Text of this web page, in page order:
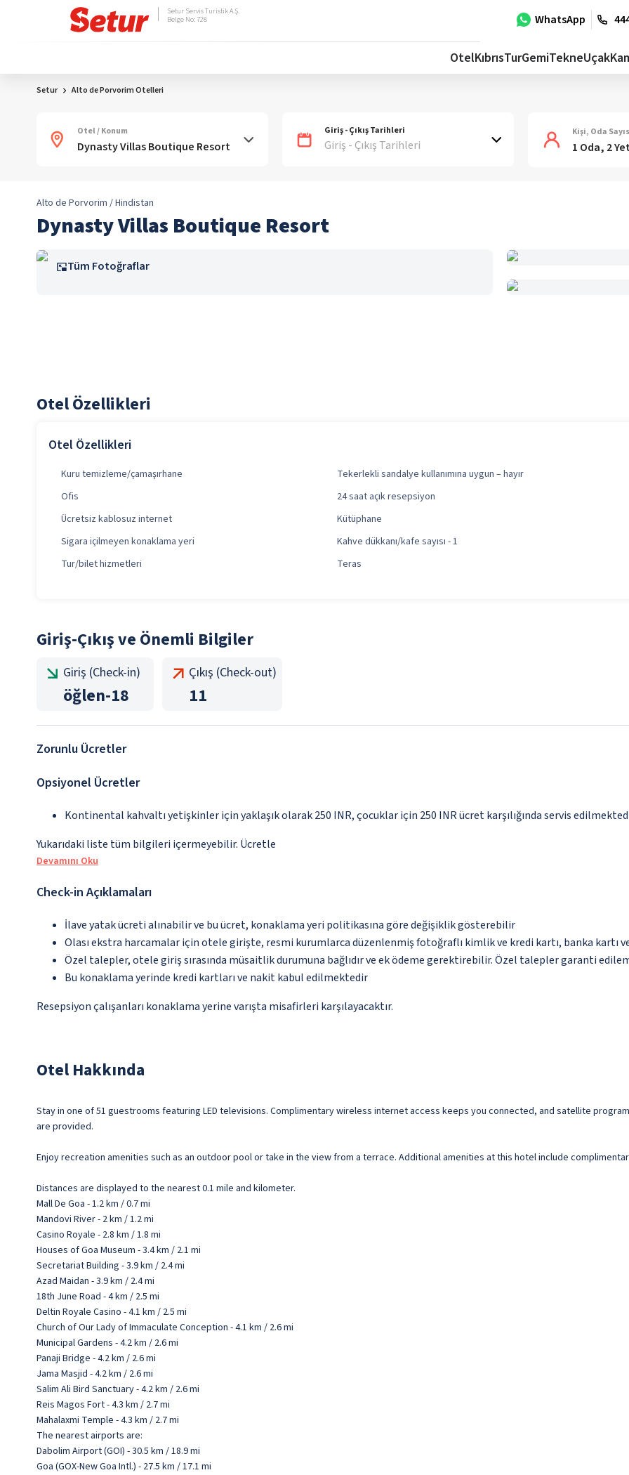
WhatsApp
Setur Servis Turistik A.Ş.
Belge No: 728
OtelKıbrısTurGemiTekneUçak
Setur Alto de Porvorim Otelleri
Otel / Konum Giriş - Çıkış Tarihleri
Giriş - Çıkış Tarihleri
Kişi, Oda
1 Oda, 2
Alto de Porvorim / Hindistan
Dynasty Villas Boutique Resort
Tüm Fotoğraflar
Otel Özellikleri
Otel Özellikleri
Kuru temizleme/çamaşırhane Tekerlekli sandalye kullanımına uygun – hayır
Ofis
24 saat açık resepsiyon
Ücretsiz kablosuz internet
Kütüphane
Sigara içilmeyen konaklama yeri
Kahve dükkanı/kafe sayısı - 1
Tur/bilet hizmetleri
Teras
Giriş-Çıkış ve Önemli Bilgiler
Giriş (Check-in)
öğlen-18
Çıkış (Check-out)
11
Zorunlu Ücretler
Opsiyonel Ücretler
Kontinental kahvaltı yetişkinler için yaklaşık olarak 250 INR, çocuklar için 250 INR ücret karşılığında servis
Yukarıdaki liste tüm bilgileri içermeyebilir. Ücretle
Devamını Oku
Check-in Açıklamaları
İlave yatak ücreti alınabilir ve bu ücret, konaklama yeri politikasına göre değişiklik gösterebilir
Olası ekstra harcamalar için otele girişte, resmi kurumlarca düzenlenmiş fotoğraflı kimlik ve kredi kartı, banka kartı
Özel talepler, otele giriş sırasında müsaitlik durumuna bağlıdır ve ek ödeme gerektirebilir. Özel talepler garanti
Bu konaklama yerinde kredi kartları ve nakit kabul edilmektedir
Resepsiyon çalışanları konaklama yerine varışta misafirleri karşılayacaktır.
Otel Hakkında
Stay in one of 51 guestrooms featuring LED televisions. Complimentary wireless internet access keeps you connected, and satellite
are provided.
Enjoy recreation amenities such as an outdoor pool or take in the view from a terrace. Additional amenities at this hotel include
Distances are displayed to the nearest 0.1 mile and kilometer.
Mall De Goa - 1.2 km / 0.7 mi
Mandovi River - 2 km / 1.2 mi
Casino Royale - 2.8 km / 1.8 mi
Houses of Goa Museum - 3.4 km / 2.1 mi
Secretariat Building - 3.9 km / 2.4 mi
Azad Maidan - 3.9 km / 2.4 mi
18th June Road - 4 km / 2.5 mi
Deltin Royale Casino - 4.1 km / 2.5 mi
Church of Our Lady of Immaculate Conception - 4.1 km / 2.6 mi
Municipal Gardens - 4.2 km / 2.6 mi
Panaji Bridge - 4.2 km / 2.6 mi
Jama Masjid - 4.2 km / 2.6 mi
Salim Ali Bird Sanctuary - 4.2 km / 2.6 mi
Reis Magos Fort - 4.3 km / 2.7 mi
Mahalaxmi Temple - 4.3 km / 2.7 mi
The nearest airports are:
Dabolim Airport (GOI) - 30.5 km / 18.9 mi
Goa (GOX-New Goa Intl.) - 27.5 km / 17.1 mi